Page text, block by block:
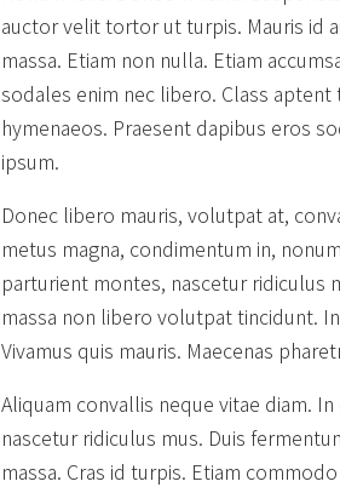
auctor velit tortor ut turpis. Mauris id
massa. Etiam non nulla. Etiam
sodales enim nec libero. Class
hymenaeos. Praesent dapibus eros
ipsum.
Donec libero mauris, volutpat at,
metus magna, condimentum in,
parturient montes, nascetur ridiculus
massa non libero volutpat tincidunt.
Vivamus quis mauris. Maecenas
Aliquam convallis neque vitae diam.
nascetur ridiculus mus. Duis
massa. Cras id turpis. Etiam